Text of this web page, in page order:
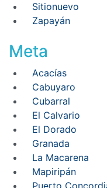
Sitionuevo
Zapayán
Meta
Acacías
Cabuyaro
Cubarral
El Calvario
El Dorado
Granada
La Macarena
Mapiripán
Puerto